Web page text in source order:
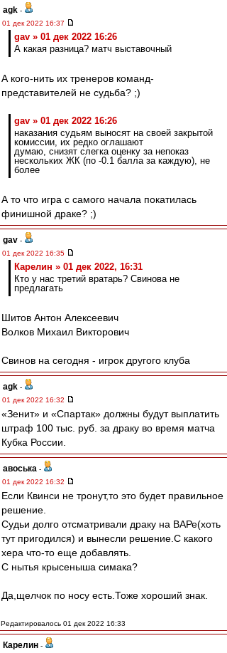
agk -
01 дек 2022 16:37
gav » 01 дек 2022 16:26
А какая разница? матч выставочный
А кого-нить их тренеров команд-
представителей не судьба? ;)
gav » 01 дек 2022 16:26
наказания судьям выносят на своей закрытой
комиссии, их редко оглашают
думаю, снизят слегка оценку за непоказ
нескольких ЖК (по -0.1 балла за каждую), не
более
А то что игра с самого начала покатилась
финишной драке? ;)
gav -
01 дек 2022 16:35
Карелин » 01 дек 2022, 16:31
Кто у нас третий вратарь? Свинова не
предлагать
Шитов Антон Алексеевич
Волков Михаил Викторович
Свинов на сегодня - игрок другого клуба
agk -
01 дек 2022 16:32
«Зенит» и «Спартак» должны будут выплатить
штраф 100 тыс. руб. за драку во время матча
Кубка России.
авоська -
01 дек 2022 16:32
Если Квинси не тронут,то это будет правильное
решение.
Судьи долго отсматривали драку на ВАРе(хоть
тут пригодился) и вынесли решение.С какого
хера что-то еще добавлять.
С нытья крысеныша симака?
Да,щелчок по носу есть.Тоже хороший знак.
Редактировалось 01 дек 2022 16:33
Карелин -